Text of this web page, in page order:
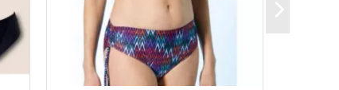
modèles SILIMA DENTELLE).